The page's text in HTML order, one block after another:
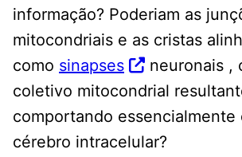
informação? Poderiam as
mitocondriais e as cristas
como sinapses
neuronais ,
coletivo mitocondrial
comportando essencialmente
cérebro intracelular?